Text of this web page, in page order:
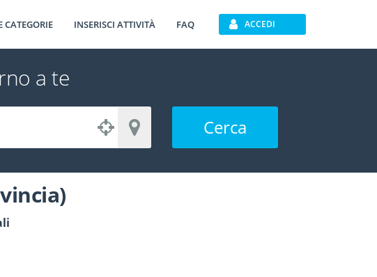
CATEGORIE INSERISCI ATTIVITÀ FAQ ACCEDI
a te
Cerca